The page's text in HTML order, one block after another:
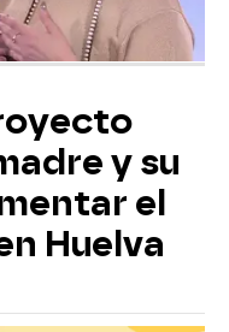
y su
el
Huelva